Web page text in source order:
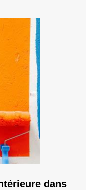
dans